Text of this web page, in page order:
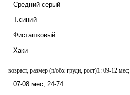
Средний серый
Т.синий
Фисташковый
Хаки
возраст, размер (п/обх груди, рост)1: 09-12
07-08 мес; 24-74